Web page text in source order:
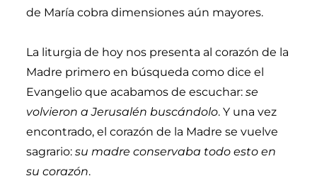
de María cobra dimensiones aún mayores.
La liturgia de hoy nos presenta al corazón de la
Madre primero en búsqueda como dice el
Evangelio que acabamos de escuchar:se
volvieron a Jerusalén buscándolo. Y una vez
encontrado, el corazón de la Madre se vuelve
sagrario:su madre conservaba todo esto en
su corazón.